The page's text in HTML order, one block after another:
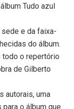
Tudo azul
sede e da faixa-
do álbum.
o repertório
de Gilberto
autorais, uma
o álbum que